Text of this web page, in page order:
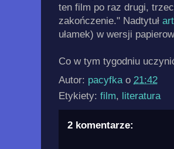
ten film po raz drugi,
zakończenie." Nadtytuł
ułamek) w wersji
Co w tym tygodniu
Autor: pacyfka o 21:42
Etykiety: film, literatura
2 komentarze: